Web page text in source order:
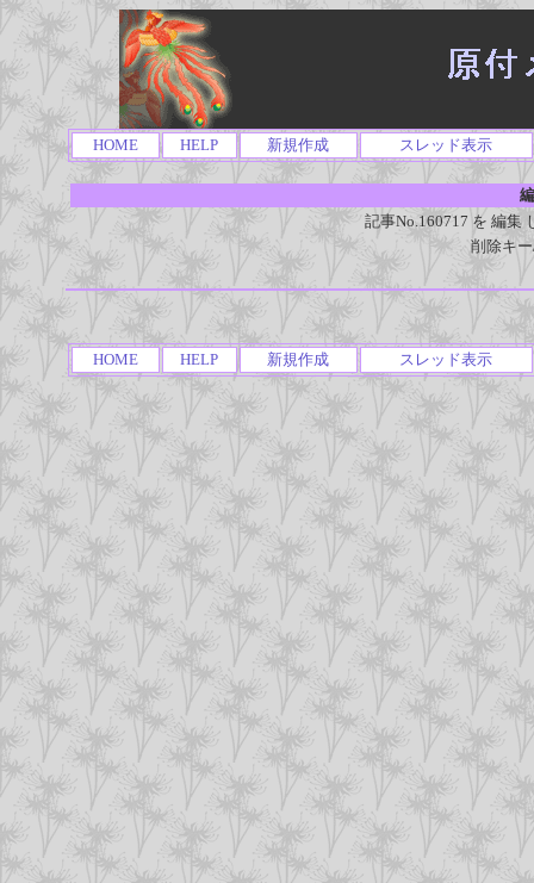
HOME HELP 新規作成 スレッド表示
記事No.160717 を 編集
削除キ
HOME HELP 新規作成 スレッド表示